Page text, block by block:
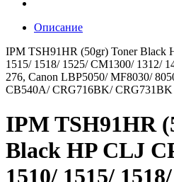
Описание
IPM TSH91HR (50gr) Toner Black
1515/ 1518/ 1525/ CM1300/ 1312/
276, Canon LBP5050/ MF8030/
CB540A/ CRG716BK/ CRG731BK
IPM TSH91HR
Black HP CLJ
1510/ 1515/